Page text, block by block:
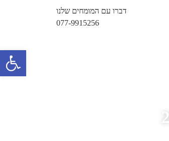
דברו עם המומחים שלנו
077-9915256